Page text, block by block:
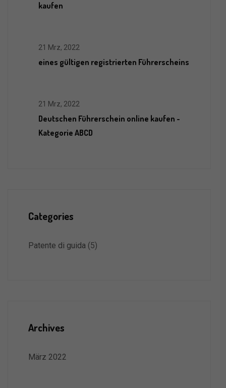
kaufen
21 Mrz, 2022
eines gültigen registrierten Führerscheins
21 Mrz, 2022
Deutschen Führerschein online kaufen -
Kategorie ABCD
Categories
Patente di guida (5)
Archives
März 2022